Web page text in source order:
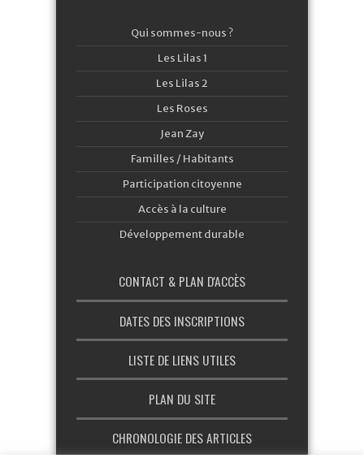
Qui sommes-nous ?
Les Lilas 1
Les Lilas 2
Les Roses
Jean Zay
Familles / Habitants
Participation citoyenne
Accès à la culture
Développement durable
CONTACT & PLAN D'ACCÈS
DATES DES INSCRIPTIONS
LISTE DE LIENS UTILES
PLAN DU SITE
CHRONOLOGIE DES ARTICLES